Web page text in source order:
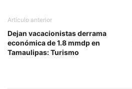
Artículo anterior
Dejan vacacionistas derrama
económica de 1.8 mmdp en
Tamaulipas: Turismo